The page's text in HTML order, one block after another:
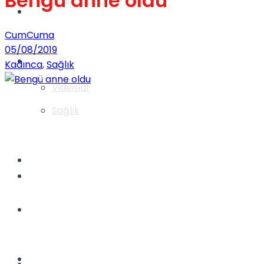
Videolar
Gündem
Yaşam
Sağlık
CumCuma
05/08/2019
Kadınca,Sağlık